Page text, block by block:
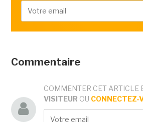
Commentaire
COMMENTER CET ARTICLE
VISITEUR OU CONNECTEZ-